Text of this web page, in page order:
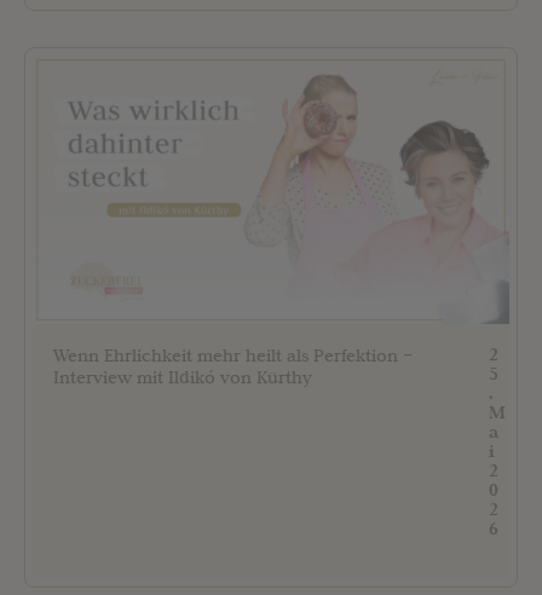
Wenn Ehrlichkeit mehr heilt als Perfektion –
Interview mit Ildikó von Kürthy
2
5
.
M
a
i
2
0
2
6